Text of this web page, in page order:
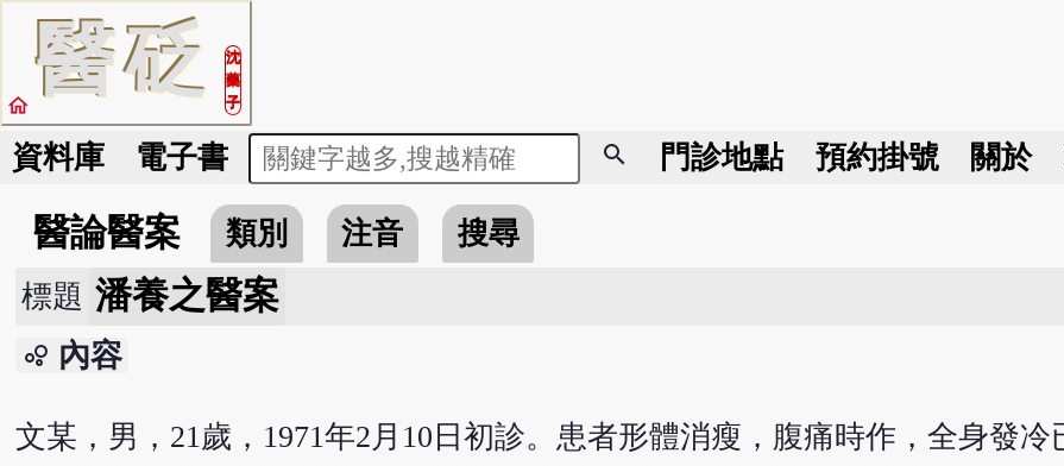
醫砭
沈
藥
子
home
資料庫 電子書 search 門診地點 預約掛號 關於
醫論醫案 類別 注音
搜尋
標題 潘養之醫案
bubble_chart 內容
文某，男，21歲，1971年2月10日初診。患者形體消瘦，腹痛時作，全身發冷